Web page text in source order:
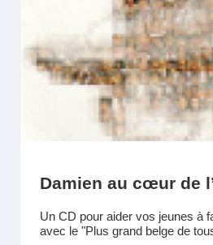
Damien au cœur de
Un CD pour aider vos jeunes à
avec le "Plus grand belge de